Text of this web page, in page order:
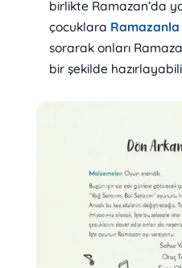
birlikte Ramazan’da
çocuklara
sorarak onları
bir şekilde